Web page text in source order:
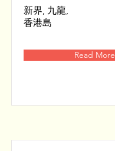
新界, 九龍,
香港島
Read More